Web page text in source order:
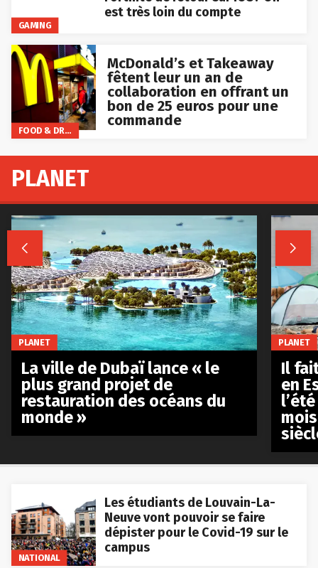
GAMING
est très loin du compte
FOOD & DRINKS
McDonald’s et Takeaway
fêtent leur un an de
collaboration en offrant un
bon de 25 euros pour une
commande
NATIONAL
Les étudiants de Louvain-La-
Neuve vont pouvoir se faire
dépister pour le Covid-19 sur le
campus
PLANET
 
PLANET
La ville de Dubaï lance « le
plus grand projet de
restauration des océans du
monde »
PLANET
Il
en